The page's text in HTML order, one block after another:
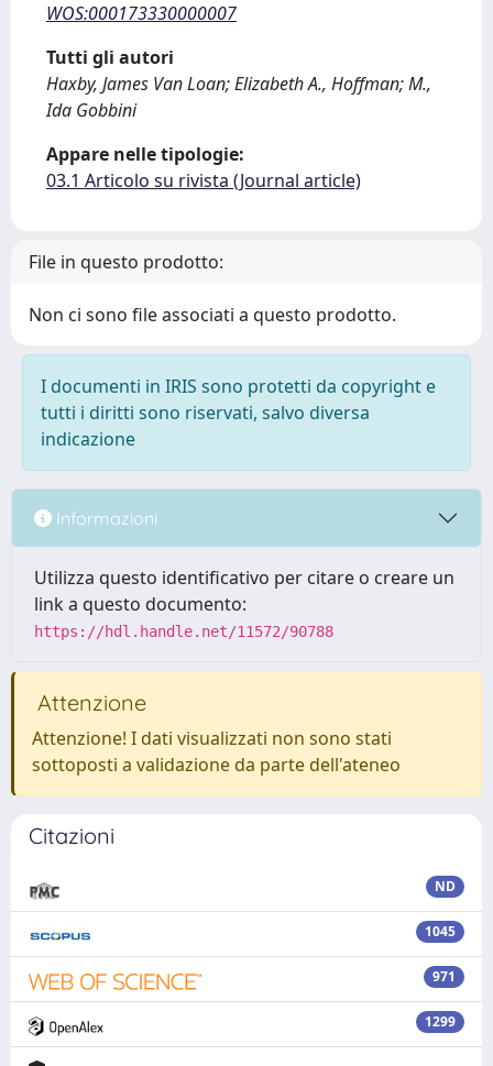
WOS:000173330000007
Tutti gli autori
Haxby, James Van Loan; Elizabeth A., Hoffman; M.,
Ida Gobbini
Appare nelle tipologie:
03.1 Articolo su rivista (Journal article)
File in questo prodotto:
Non ci sono file associati a questo prodotto.
I documenti in IRIS sono protetti da copyright e
tutti i diritti sono riservati, salvo diversa
indicazione
Informazioni
Utilizza questo identificativo per citare o creare un
link a questo documento:
https://hdl.handle.net/11572/90788
Attenzione
Attenzione! I dati visualizzati non sono stati
sottoposti a validazione da parte dell'ateneo
Citazioni
ND
1045
971
1299